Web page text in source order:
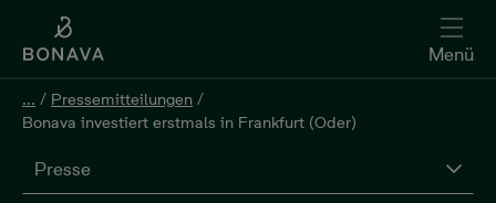
Menü
... / Pressemitteilungen /
Bonava investiert erstmals in Frankfurt (Oder)
Presse